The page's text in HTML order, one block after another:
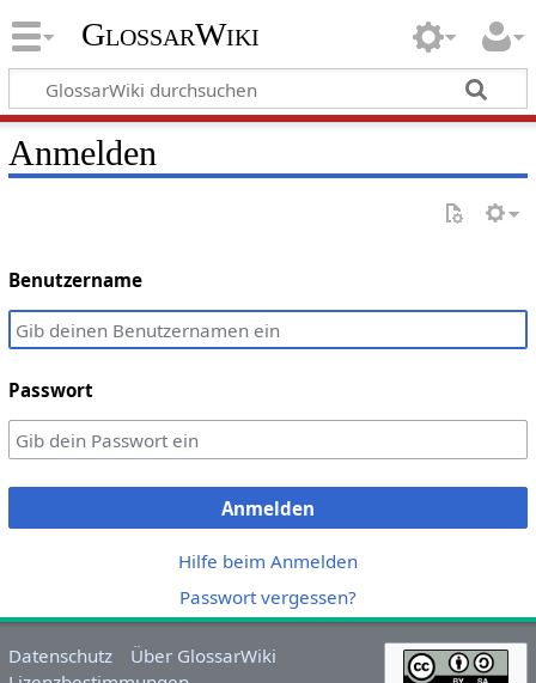
GlossarWiki
Anmelden
Benutzername
Passwort
Anmelden
Hilfe beim Anmelden
Passwort vergessen?
Datenschutz
Über GlossarWiki